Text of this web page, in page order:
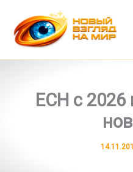
содержимому
ЕСН с 2026